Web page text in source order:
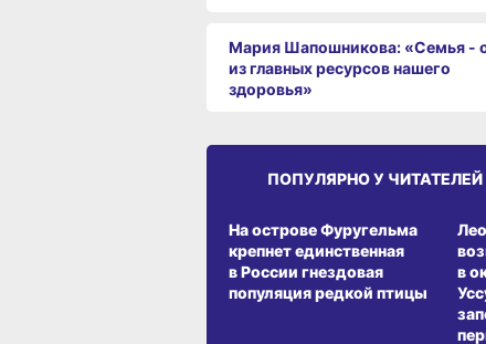
Мария Шапошникова: «Семья -
из главных ресурсов нашего
здоровья»
ПОПУЛЯРНО У ЧИТАТЕЛЕЙ
На острове Фуругельма
крепнет единственная
в России гнездовая
популяция редкой птицы
в